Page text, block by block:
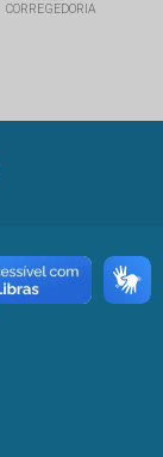
CORREGEDORIA
SERVIDOR